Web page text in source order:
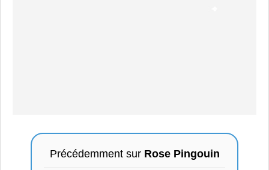
Précédemment sur Rose Pingouin